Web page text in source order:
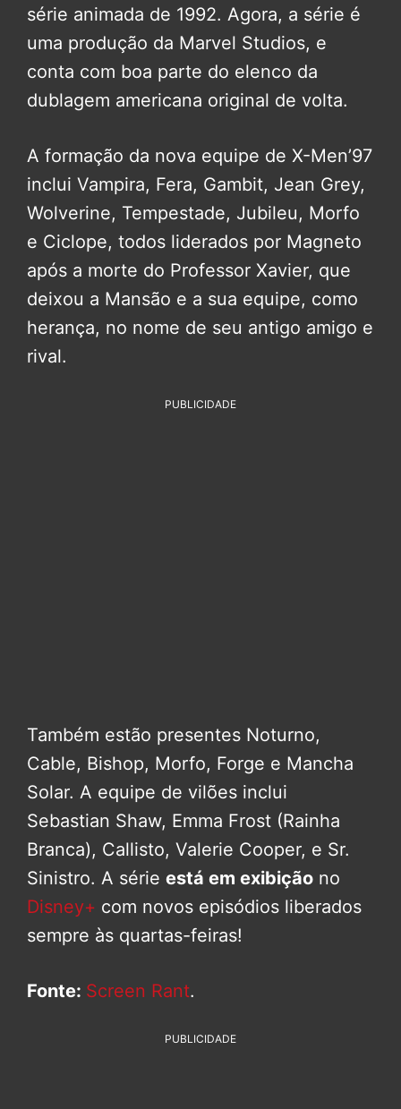
série animada de 1992. Agora, a série é
uma produção da Marvel Studios, e
conta com boa parte do elenco da
dublagem americana original de volta.
A formação da nova equipe de X-Men’97
inclui Vampira, Fera, Gambit, Jean Grey,
Wolverine, Tempestade, Jubileu, Morfo
e Ciclope, todos liderados por Magneto
após a morte do Professor Xavier, que
deixou a Mansão e a sua equipe, como
herança, no nome de seu antigo amigo e
rival.
PUBLICIDADE
Também estão presentes Noturno,
Cable, Bishop, Morfo, Forge e Mancha
Solar. A equipe de vilões inclui
Sebastian Shaw, Emma Frost (Rainha
Branca), Callisto, Valerie Cooper, e Sr.
Sinistro. A série está em exibição no
Disney+ com novos episódios liberados
sempre às quartas-feiras!
Fonte: Screen Rant.
PUBLICIDADE